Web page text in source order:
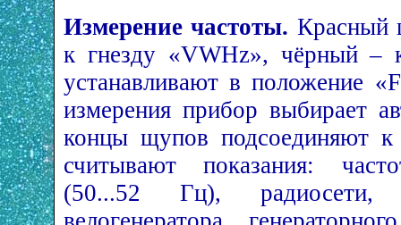
Измерение частоты. Красный
к гнезду «VWHz», чёрный –
устанавливают в положение
измерения прибор выбирает
концы щупов подсоединяют к
считывают показания:
(50...52 Гц), радиосети,